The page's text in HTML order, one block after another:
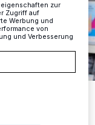
aktiv) und Karl
Agentur für Arbeit
zur
Zugriff auf
Werbung und
von
und Verbesserung